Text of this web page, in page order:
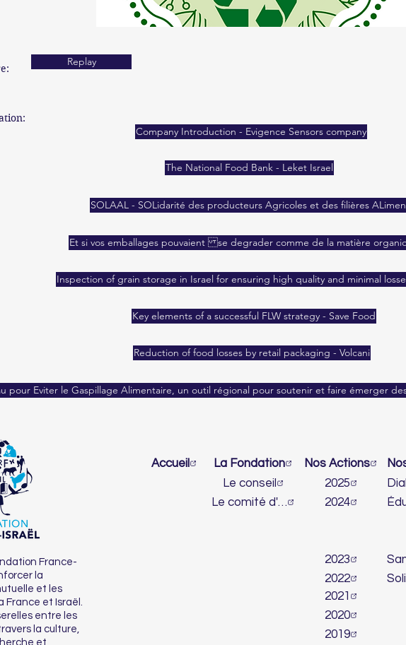
Replay
Company Introduction - Evigence Sensors company
The National Food Bank - Leket Israel
SOLAAL - SOLidarité des producteurs Agricoles et des filières
Et si vos emballages pouvaient se degrader comme de la matière
Inspection of grain storage in Israel for ensuring high quality and minimal
Key elements of a successful FLW strategy - Save Food
Reduction of food losses by retail packaging - Volcani
pour Eviter le Gaspillage Alimentaire, un outil régional pour soutenir et faire émerger
France-
la
et les
France et Israël.
entre les
la culture,
et
Accueil La Fondation Nos Actions
Le conseil
2025
Le comité d'honneur
2024
2023
2022
2021
2020
2019